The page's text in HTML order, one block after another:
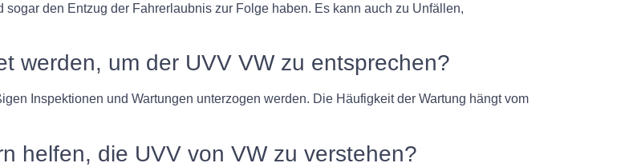
den Entzug der Fahrerlaubnis zur Folge haben. Es kann auch zu Unfällen,
werden, um der UVV VW zu entsprechen?
Inspektionen und Wartungen unterzogen werden. Die Häufigkeit der Wartung hängt vom
helfen, die UVV von VW zu verstehen?